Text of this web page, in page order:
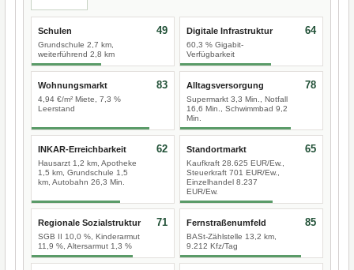
Schulen
Grundschule 2,7 km,
weiterführend 2,8 km
49 Digitale Infrastruktur
60,3 % Gigabit-
Verfügbarkeit
64
Wohnungsmarkt
4,94 €/m² Miete, 7,3 %
Leerstand
83 Alltagsversorgung
Supermarkt 3,3 Min., Notfall
16,6 Min., Schwimmbad 9,2
Min.
78
INKAR-Erreichbarkeit
Hausarzt 1,2 km, Apotheke
1,5 km, Grundschule 1,5
km, Autobahn 26,3 Min.
62 Standortmarkt
Kaufkraft 28.625 EUR/Ew.,
Steuerkraft 701 EUR/Ew.,
Einzelhandel 8.237
EUR/Ew.
65
Regionale Sozialstruktur
SGB II 10,0 %, Kinderarmut
11,9 %, Altersarmut 1,3 %
71 Fernstraßenumfeld
BASt-Zählstelle 13,2 km,
9.212 Kfz/Tag
85